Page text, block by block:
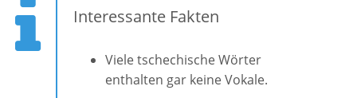
Interessante Fakten
Viele tschechische Wörter
enthalten gar keine Vokale.